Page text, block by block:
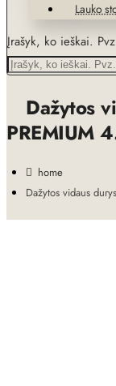
Lauko
Įrašyk, ko ieškai.
Dažytos
PREMIUM
home
Dažytos vidaus